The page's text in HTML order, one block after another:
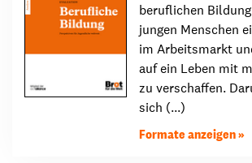
beruflichen
jungen Menschen
im Arbeitsmarkt
auf ein Leben mit
zu verschaffen.
sich (...)
Formate anzeigen